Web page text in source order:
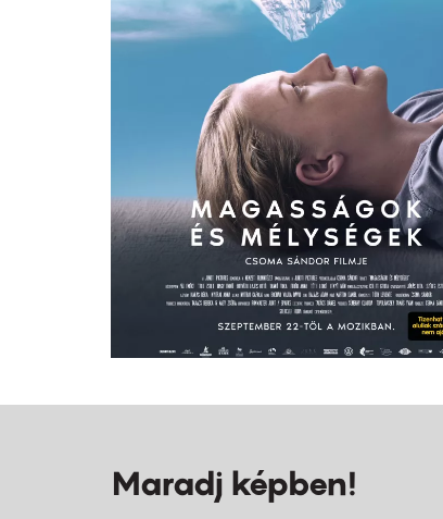
Maradj képben!